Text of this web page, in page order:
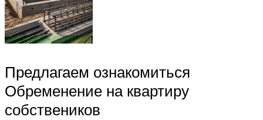
Предлагаем ознакомиться
Обременение на квартиру
собствеников